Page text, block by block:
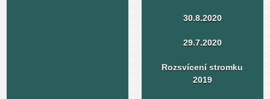
30.8.2020
29.7.2020
Rozsvícení stromku
2019